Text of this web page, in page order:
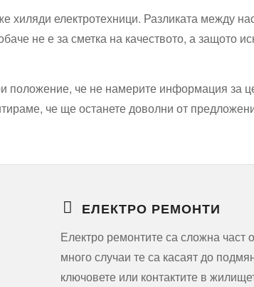
хиляди електротехници. Разликата между
не е за сметка на качеството, а защото
положение, че не намерите информация за
че ще останете доволни от
ЕЛЕКТРО РЕМОНТИ
Електро ремонтите са сложна част
много случаи те са касаят до
ключовете или контактите в